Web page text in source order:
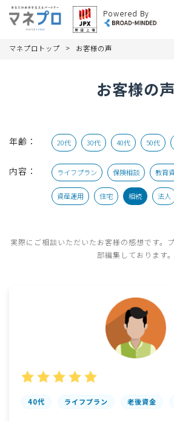
Powered By
マネプロトップ > お客様の声
お客様の声
年齢： 20代 30代 40代 50代
内容： ライフプラン 保険相談 教育
資産運用 住宅 相続 法人
実際にご相談いただいたお客様の感想です。
部編集しております。
40代 ライフプラン 老後資金